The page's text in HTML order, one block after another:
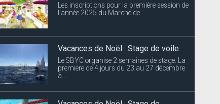
Les inscriptions pour la première session de
l’année 2025 du Marché de...
Vacances de Noël : Stage de voile
Le SBYC organise 2 semaines de stage. La
premiere de 4 jours du 23 au 27 décembre
à...